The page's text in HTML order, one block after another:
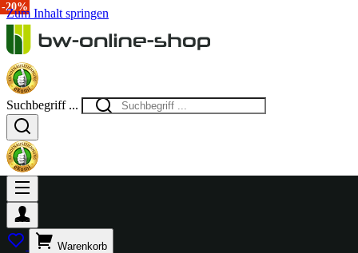
Zum Inhalt springen
Suchbegriff ...
Warenkorb
-20%